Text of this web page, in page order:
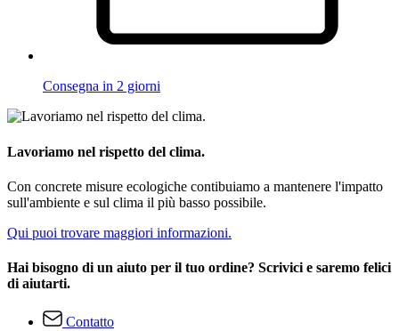
Consegna in 2 giorni
Lavoriamo nel rispetto del clima.
Con concrete misure ecologiche contibuiamo a mantenere l'impatto
sull'ambiente e sul clima il più basso possibile.
Qui puoi trovare maggiori informazioni.
Hai bisogno di un aiuto per il tuo ordine? Scrivici e saremo felici
di aiutarti.
Contatto